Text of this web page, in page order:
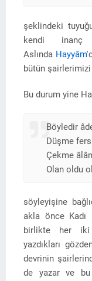
şeklindeki
kendi
Aslında Hayyâm
bütün
Bu durum yine
Böyledir
Düşme
Çekme
Olan oldu
söyleyişine
akla önce Kadı
birlikte her iki
yazdıkları
devrinin
de yazar ve